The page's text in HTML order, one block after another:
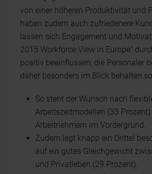
von einer höheren Produktivität und
haben zudem auch zufriedenere
lassen sich Engagement und
2015 Workforce View in Europe“
positiv beeinflussen, die Personaler
daher besonders im Blick behalten
So steht der Wunsch nach
Arbeitszeitmodellen (33 Prozent)
Arbeitnehmern im Vordergrund.
Zudem legt knapp ein Drittel
auf ein gutes Gleichgewicht
und Privatleben (29 Prozent).